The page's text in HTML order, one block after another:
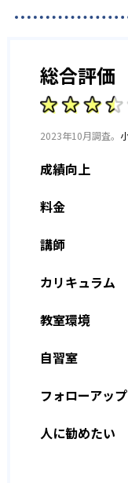
洛星中学校
県立水口東中
洛北高等学校
西京高等学校
南陽高等学校
東海中学校
南山中学校女
総合評価
2023年10月調査。
成績向上
料金
講師
カリキュラム
教室環境
自習室
フォローアップ
人に勧めたい